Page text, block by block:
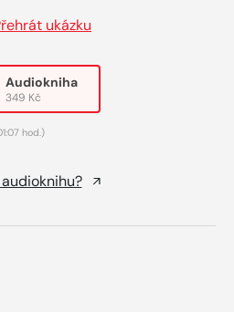
ukázku
Audiokniha
349 Kč
hod.)